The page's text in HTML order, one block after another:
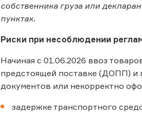
собственника груза или
пунктах.
Риски при несоблюдении
Начиная с 01.06.2026 ввоз
предстоящей поставке (ДОПП) и
документов или некорректно
задержке транспортного